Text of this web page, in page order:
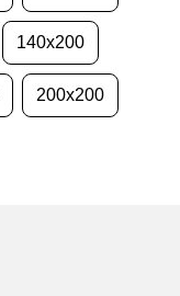
140x200
200x200